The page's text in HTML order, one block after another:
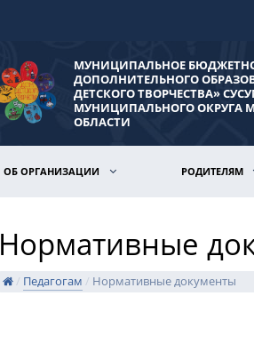
МУНИЦИПАЛЬНОЕ
ДОПОЛНИТЕЛЬНОГО
ДЕТСКОГО ТВОРЧЕСТВА»
МУНИЦИПАЛЬНОГО ОКРУГА
ОБЛАСТИ
ОБ ОРГАНИЗАЦИИ РОДИТЕЛЯМ
Нормативные
/ Педагогам / Нормативные документы